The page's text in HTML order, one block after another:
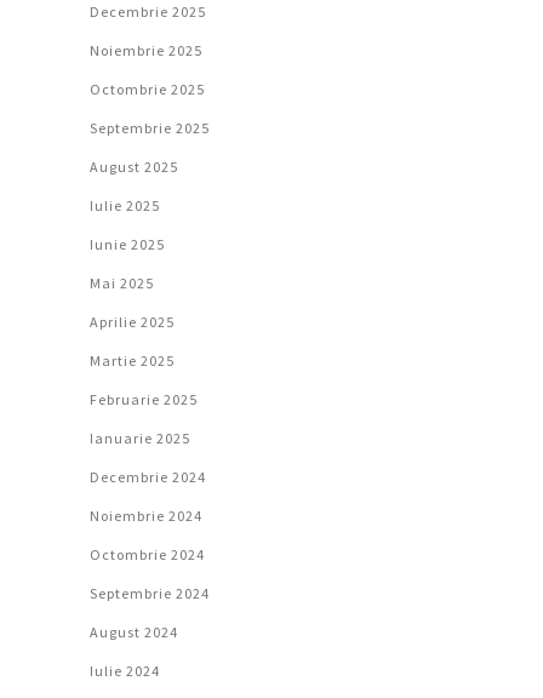
Decembrie 2025
Noiembrie 2025
Octombrie 2025
Septembrie 2025
August 2025
Iulie 2025
Iunie 2025
Mai 2025
Aprilie 2025
Martie 2025
Februarie 2025
Ianuarie 2025
Decembrie 2024
Noiembrie 2024
Octombrie 2024
Septembrie 2024
August 2024
Iulie 2024